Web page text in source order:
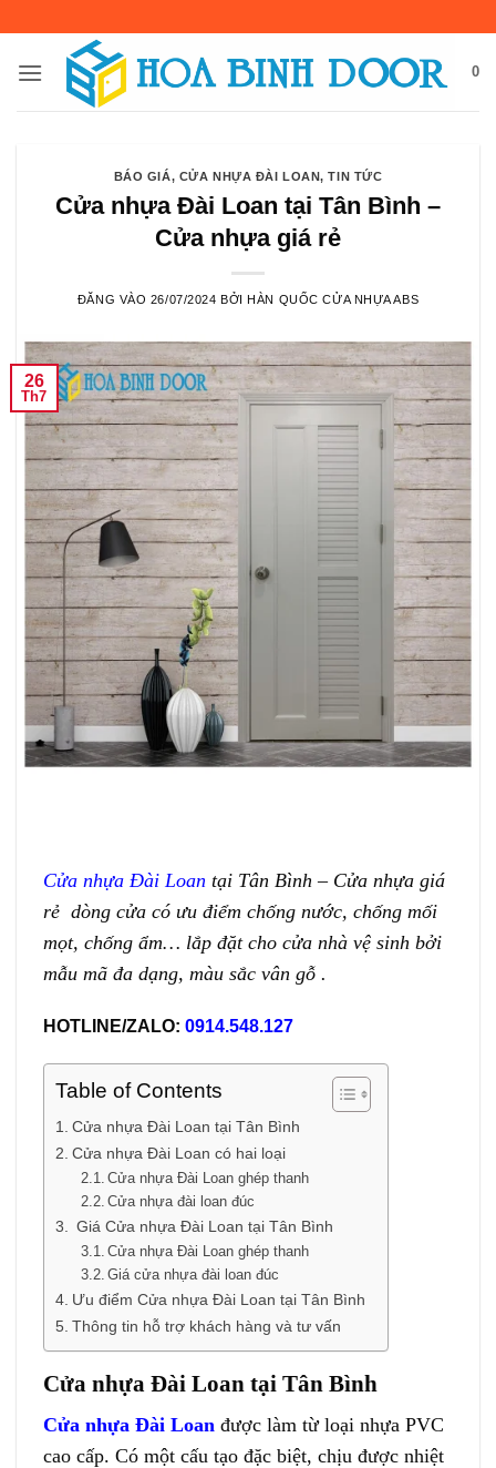
nội
0
BÁO GIÁ, CỬA NHỰA ĐÀI LOAN,TIN TỨC
Cửa nhựa Đài Loan tại Tân Bình –
Cửa nhựa giá rẻ
ĐĂNG VÀO 26/07/2024 BỞIHÀN QUỐC CỬA NHỰA ABS
26
Th7
Cửa nhựa Đài Loan tại Tân Bình – Cửa nhựa giá
rẻ dòng cửa có ưu điểm chống nước, chống mối
mọt, chống ẩm… lắp đặt cho cửa nhà vệ sinh bởi
mẫu mã đa dạng, màu sắc vân gỗ .
HOTLINE/ZALO: 0914.548.127
Table of Contents
Cửa nhựa Đài Loan tại Tân Bình
Cửa nhựa Đài Loan có hai loại
Cửa nhựa Đài Loan ghép thanh
Cửa nhựa đài loan đúc
Giá Cửa nhựa Đài Loan tại Tân Bình
Cửa nhựa Đài Loan ghép thanh
Giá cửa nhựa đài loan đúc
Ưu điểm Cửa nhựa Đài Loan tại Tân Bình
Thông tin hỗ trợ khách hàng và tư vấn
Cửa nhựa Đài Loan tại Tân Bình
Cửa nhựa Đài Loan được làm từ loại nhựa PVC
cao cấp. Có một cấu tạo đặc biệt, chịu được nhiệt